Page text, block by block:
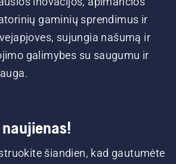
gaminių sprendimus ir
sujungia našumą ir
galimybes su saugumu ir
šiandien, kad gautumėte